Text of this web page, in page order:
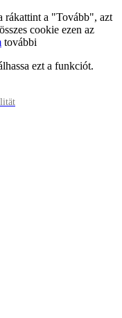
rákattint a "Tovább", azt
cookie ezen az
további
ezt a funkciót.